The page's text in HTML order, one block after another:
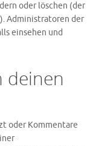
oder löschen (der
Administratoren der
einsehen und
deinen
oder Kommentare